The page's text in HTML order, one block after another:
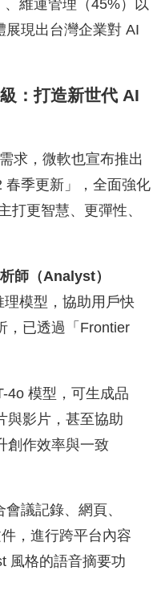
、維運管理（45%）以
展現出台灣企業對 AI
：打造新世代 AI
求，微軟也宣布推出
春季更新」，全面強化
打更智慧、更彈性、
師（Analyst）
理模型，協助用戶快
，已透過「Frontier
4o 模型，可生成品
與影片，甚至協助
創作效率與一致
會議記錄、網頁、
，進行跨平台內容
風格的語音摘要功